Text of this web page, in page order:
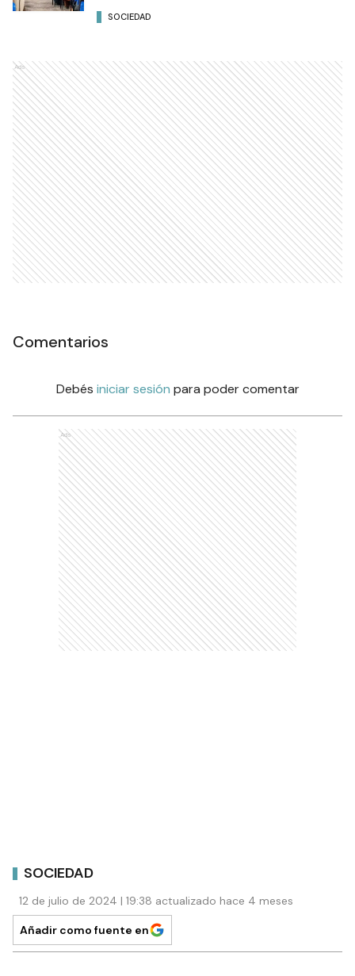
SOCIEDAD
Ads
Comentarios
Debés iniciar sesión para poder comentar
Ads
SOCIEDAD
12 de julio de 2024 | 19:38 actualizado hace 4 meses
Añadir como fuente en